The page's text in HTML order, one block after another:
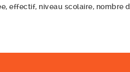
effectif, niveau scolaire, nombre